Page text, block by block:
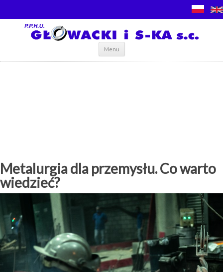
Menu Skip to content
Metalurgia dla przemysłu. Co warto
wiedzieć?